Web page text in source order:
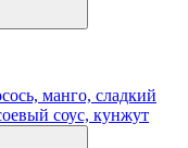
манго, сладкий
соус, кунжут